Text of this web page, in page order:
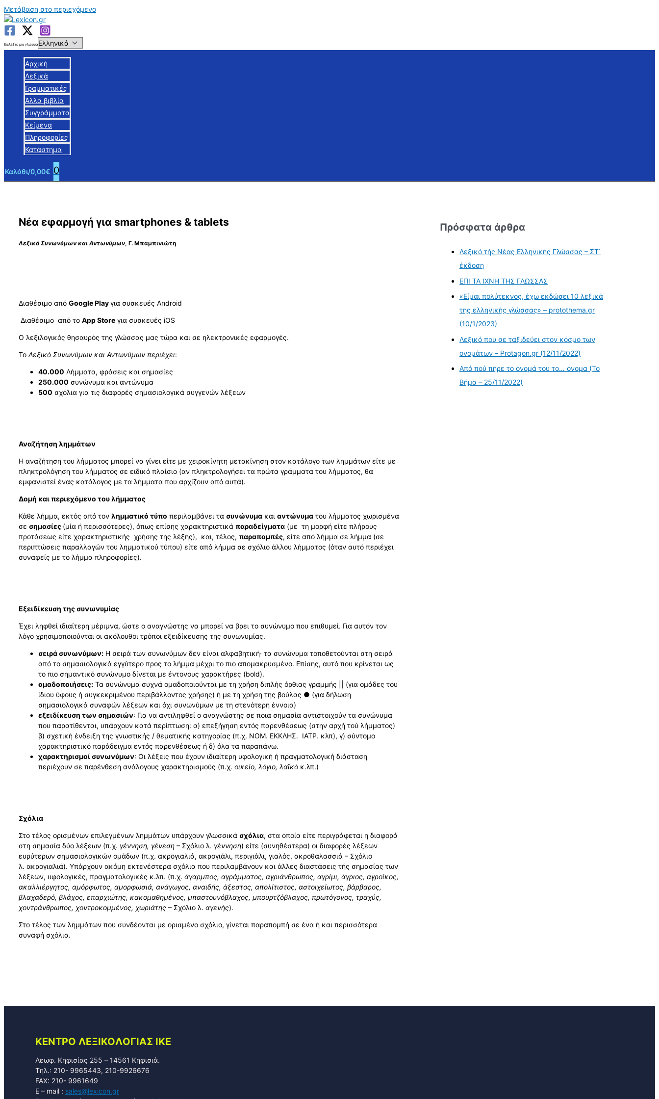
Μετάβαση στο περιεχόμενο
Επιλέξτε μια γλώσσα
Αρχική
Λεξικά
Γραμματικές
Άλλα βιβλία
Συγγράμματα
Κείμενα
Πληροφορίες
Κατάστημα
Καλάθι/0,00€ 0
Νέα εφαρμογή για smartphones & tablets
Λεξικό Συνωνύμων και Αντωνύμων, Γ. Μπαμπινιώτη
Διαθέσιμο από Google Playγια συσκευές Android
Διαθέσιμο από το App Store για συσκευές iOS
Ο λεξιλογικός θησαυρός της γλώσσας μας τώρα και σε ηλεκτρονικές εφαρμογές.
Το Λεξικό Συνωνύμων και Αντωνύμων περιέχει:
40.000 Λήμματα, φράσεις και σημασίες
250.000 συνώνυμα και αντώνυμα
500 σχόλια για τις διαφορές σημασιολογικά συγγενών λέξεων
Αναζήτηση λημμάτων
Η αναζήτηση του λήμματος μπορεί να γίνει είτε με χειροκίνητη μετακίνηση στον κατάλογο των λημμάτων είτε με
πληκτρολόγηση του λήμματος σε ειδικό πλαίσιο (αν πληκτρολογήσει τα πρώτα γράμματα του λήμματος, θα
εμφανιστεί ένας κατάλογος με τα λήμματα που αρχίζουν από αυτά).
Δομή και περιεχόμενο του λήμματος
Κάθε λήμμα, εκτός από τον λημματικό τύπο περιλαμβάνει τα συνώνυμα και αντώνυμα του λήμματος χωρισμένα
σε σημασίες (μία ή περισσότερες), όπως επίσης χαρακτηριστικά παραδείγματα (με τη μορφή είτε πλήρους
προτάσεως είτε χαρακτηριστικής χρήσης της λέξης), και, τέλος, παραπομπές, είτε από λήμμα σε λήμμα (σε
περιπτώσεις παραλλαγών του λημματικού τύπου) είτε από λήμμα σε σχόλιο άλλου λήμματος (όταν αυτό περιέχει
συναφείς με το λήμμα πληροφορίες).
Εξειδίκευση της συνωνυμίας
Έχει ληφθεί ιδιαίτερη μέριμνα, ώστε ο αναγνώστης να μπορεί να βρει το συνώνυμο που επιθυμεί. Για αυτόν τον
λόγο χρησιμοποιούνται οι ακόλουθοι τρόποι εξειδίκευσης της συνωνυμίας.
σειρά συνωνύμων: Η σειρά των συνωνύμων δεν είναι αλφαβητική· τα συνώνυµα τοποθετούνται στη σειρά
από το σηµασιολογικά εγγύτερο προς το λήµµα µέχρι το πιο αποµακρυσµένο. Επίσης, αυτό που κρίνεται ως
το πιο σηµαντικό συνώνυµο δίνεται µε έντονους χαρακτήρες (bold).
ομαδοποιήσεις: Τα συνώνυμα συχνά ομαδοποιούνται με τη χρήση διπλής όρθιας γραµµής || (για ομάδες του
ίδιου ύφους ή συγκεκριμένου περιβάλλοντος χρήσης) ή με τη χρήση της βούλας ● (για δήλωση
σηµασιολογικά συναφών λέξεων και όχι συνωνύµων με τη στενότερη έννοια)
εξειδίκευση των σημασιών: Για να αντιληφθεί ο αναγνώστης σε ποια σηµασία αντιστοιχούν τα συνώνυµα
που παρατίθενται, υπάρχουν κατά περίπτωση: α) επεξήγηση εντός παρενθέσεως (στην αρχή τού λήµµατος)
β) σχετική ένδειξη της γνωστικής / θεµατικής κατηγορίας (π.χ. ΝΟΜ. ΕΚΚΛΗΣ. ΙΑΤΡ. κλπ), γ) σύντοµο
χαρακτηριστικό παράδειγµα εντός παρενθέσεως ή δ) όλα τα παραπάνω.
χαρακτηρισμοί συνωνύμων: Οι λέξεις που έχουν ιδιαίτερη υφολογική ή πραγµατολογική διάσταση
περιέχουν σε παρένθεση ανάλογους χαρακτηρισµούς (π.χ. οικείο, λόγιο, λαϊκό κ.λπ.)
Σχόλια
Στο τέλος ορισμένων επιλεγμένων λημμάτων υπάρχουν γλωσσικά σχόλια, στα οποία είτε περιγράφεται η διαφορά
στη σηµασία δύο λέξεων (π.χ. γέννηση, γένεση – Σχόλιο λ. γέννηση) είτε (συνηθέστερα) οι διαφορές λέξεων
ευρύτερων σημασιολογικών ομάδων (π.χ. ακρογιαλιά, ακρογιάλι, περιγιάλι, γιαλός, ακροθαλασσιά – Σχόλιο
λ. ακρογιαλιά). Υπάρχουν ακόµη εκτενέστερα σχόλια που περιλαµβάνουν και άλλες διαστάσεις τής σηµασίας των
λέξεων, υφολογικές, πραγµατολογικές κ.λπ. (π.χ. άγαρµπος, αγράµµατος, αγριάνθρωπος, αγρίµι, άγριος, αγροίκος,
ακαλλιέργητος, αµόρφωτος, αµορφωσιά, ανάγωγος, αναιδής, άξεστος, απολίτιστος, αστοιχείωτος, βάρβαρος,
βλαχαδερό, βλάχος, επαρχιώτης, κακοµαθηµένος, µπαστουνόβλαχος, µπουρτζόβλαχος, πρωτόγονος, τραχύς,
χοντράνθρωπος, χοντροκοµµένος, χωριάτης – Σχόλιο λ. αγενής).
Στο τέλος των ληµµάτων που συνδέονται µε ορισµένο σχόλιο, γίνεται παραποµπή σε ένα ή και περισσότερα
συναφή σχόλια.
Πρόσφατα άρθρα
Λεξικό τής Νέας Ελληνικής Γλώσσας – ΣΤ΄
έκδοση
ΕΠΙ ΤΑ ΙΧΝΗ ΤΗΣ ΓΛΩΣΣΑΣ
«Είμαι πολύτεκνος, έχω εκδώσει 10 λεξικά
της ελληνικής γλώσσας» – protothema.gr
(10/1/2023)
Λεξικό που σε ταξιδεύει στον κόσμο των
ονομάτων – Protagon.gr (12/11/2022)
Από πού πήρε το όνομά του το… όνομα (Το
Βήμα – 25/11/2022)
KENTPO ΛEΞIKOΛOΓIAΣ ΙΚΕ
Λεωφ. Κηφισίας 255 – 14561 Κηφισιά.
Tηλ.: 210- 9965443, 210-9926676
FAX: 210- 9961649
E – mail : sales@lexicon.gr